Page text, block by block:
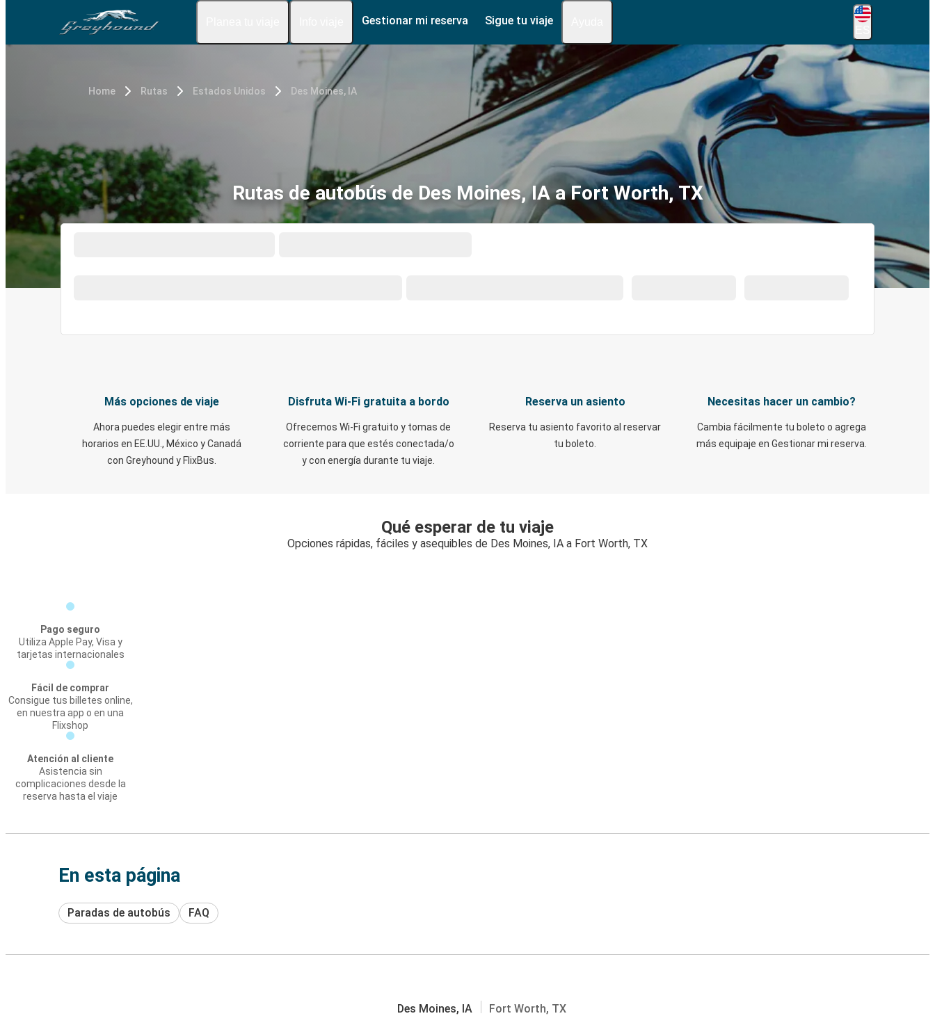
Gestionar mi reserva Sigue tu viaje
Home Rutas Estados Unidos Des Moines, IA
Rutas de autobús de Des Moines, IA a Fort Worth, TX
Más opciones de viaje
Ahora puedes elegir entre más
horarios en EE.UU., México y Canadá
con Greyhound y FlixBus.
Disfruta Wi-Fi gratuita a bordo
Ofrecemos Wi-Fi gratuito y tomas de
corriente para que estés conectada/o
y con energía durante tu viaje.
Reserva un asiento
Reserva tu asiento favorito al reservar
tu boleto.
Necesitas hacer un cambio?
Cambia fácilmente tu boleto o agrega
más equipaje en Gestionar mi reserva.
Qué esperar de tu viaje
Opciones rápidas, fáciles y asequibles de Des Moines, IA a Fort Worth, TX
Pago seguro
Utiliza Apple Pay, Visa y
tarjetas internacionales
Fácil de comprar
Consigue tus billetes online,
en nuestra app o en una
Flixshop
Atención al cliente
Asistencia sin
complicaciones desde la
reserva hasta el viaje
En esta página
Paradas de autobús FAQ
Des Moines, IA Fort Worth, TX